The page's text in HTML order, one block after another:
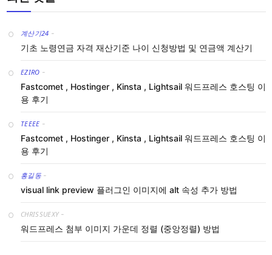
계산기24 -
기초 노령연금 자격 재산기준 나이 신청방법 및 연금액 계산기
EZIRO -
Fastcomet , Hostinger , Kinsta , Lightsail 워드프레스 호스팅 이
용 후기
TEEEE -
Fastcomet , Hostinger , Kinsta , Lightsail 워드프레스 호스팅 이
용 후기
홍길동 -
visual link preview 플러그인 이미지에 alt 속성 추가 방법
CHRISSUEXY -
워드프레스 첨부 이미지 가운데 정렬 (중앙정렬) 방법